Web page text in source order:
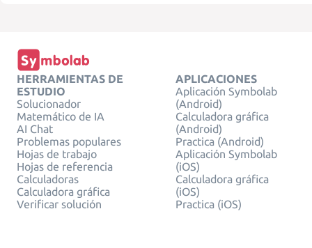
HERRAMIENTAS DE
ESTUDIO
Solucionador
Matemático de IA
AI Chat
Problemas populares
Hojas de trabajo
Hojas de referencia
Calculadoras
Calculadora gráfica
Verificar solución
APLICACIONES
Aplicación Symbolab
(Android)
Calculadora gráfica
(Android)
Practica (Android)
Aplicación Symbolab
(iOS)
Calculadora gráfica
(iOS)
Practica (iOS)